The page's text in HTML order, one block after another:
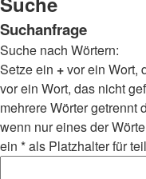
Suchanfrage
Suche nach Wörtern:
Setze ein +vor ein Wort,
vor ein Wort, das nicht
mehrere Wörter getrennt
wenn nur eines der
ein * als Platzhalter für